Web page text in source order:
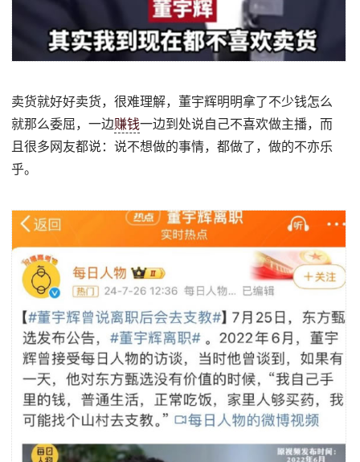
卖货就好好卖货，很难理解，董宇辉明明拿了不少钱怎么
就那么委屈，一边赚钱一边到处说自己不喜欢做主播，而
且很多网友都说：说不想做的事情，都做了，做的不亦乐
乎。